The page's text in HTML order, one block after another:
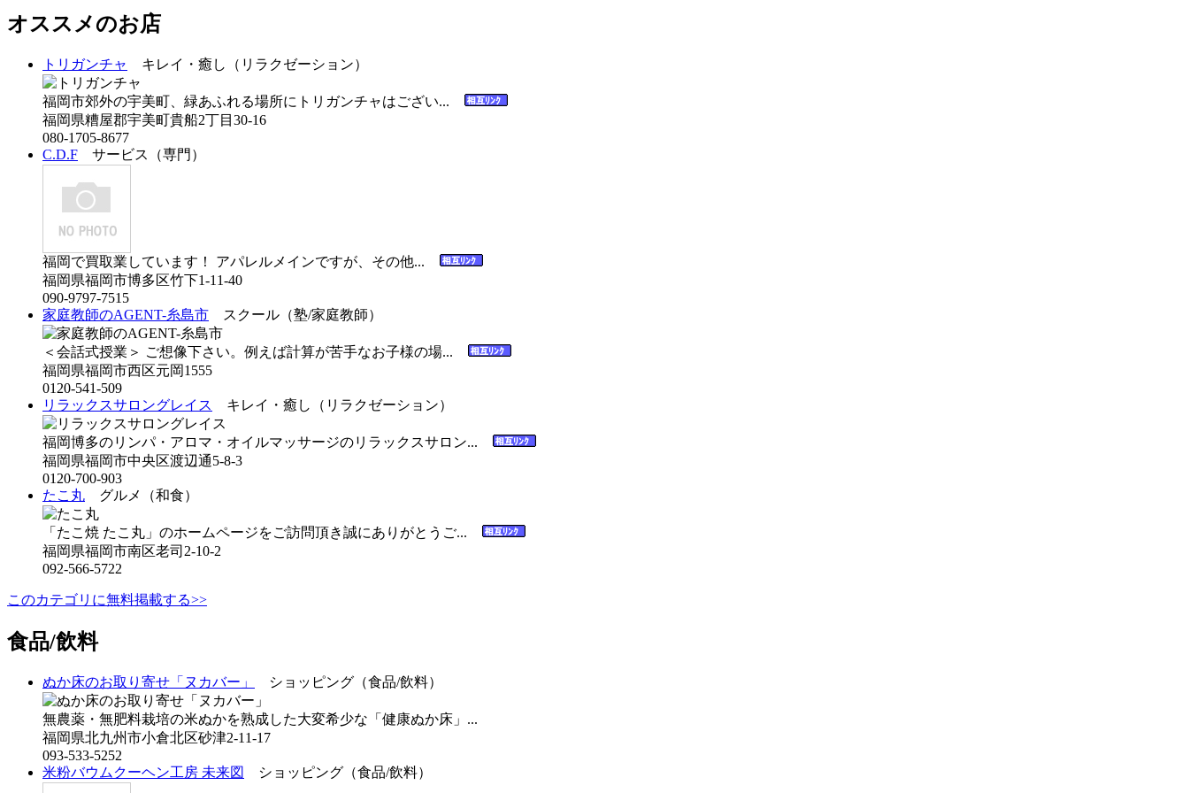
オススメのお店
トリガンチャ キレイ・癒し（リラクゼーション）
福岡市郊外の宇美町、緑あふれる場所にトリガンチャはござい...
福岡県糟屋郡宇美町貴船2丁目30-16
080-1705-8677
C.D.F サービス（専門）
福岡で買取業しています！ アパレルメインですが、その他...
福岡県福岡市博多区竹下1-11-40
090-9797-7515
家庭教師のAGENT-糸島市 スクール（塾/家庭教師）
＜会話式授業＞ ご想像下さい。例えば計算が苦手なお子様の場...
福岡県福岡市西区元岡1555
0120-541-509
リラックスサロングレイス
キレイ・癒し（リラクゼーション）
福岡博多のリンパ・アロマ・オイルマッサージのリラックスサロン...
福岡県福岡市中央区渡辺通5-8-3
0120-700-903
たこ丸 グルメ（和食）
「たこ焼 たこ丸」のホームページをご訪問頂き誠にありがとうご...
福岡県福岡市南区老司2-10-2
092-566-5722
このカテゴリに無料掲載する>>
食品/飲料
ぬか床のお取り寄せ「ヌカバー」 ショッピング（食品/飲料）
無農薬・無肥料栽培の米ぬかを熟成した大変希少な「健康ぬか床」...
福岡県北九州市小倉北区砂津2-11-17
093-533-5252
米粉バウムクーヘン工房 未来図
ショッピング（食品/飲料）